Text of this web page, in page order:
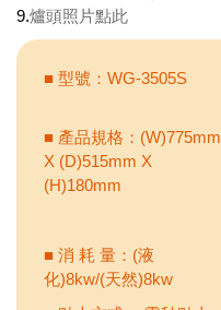
9.爐頭照片點此
■ 型號：WG-3505S
■ 產品規格：(W)775mm
X (D)515mm X
(H)180mm
■ 消 耗 量：(液
化)8kw/(天然)8kw